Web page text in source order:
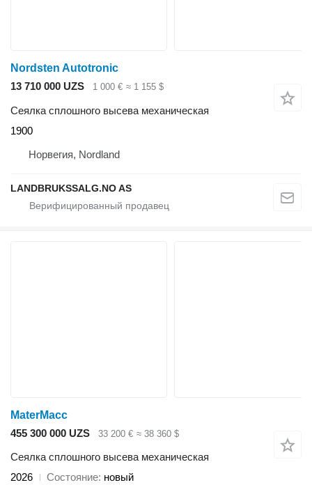
Nordsten Autotronic
13 710 000 UZS
1 000 € ≈ 1 155 $
Сеялка сплошного высева механическая
1900
Норвегия, Nordland
LANDBRUKSSALG.NO AS
MaterMacc
455 300 000 UZS
33 200 € ≈ 38 360 $
Сеялка сплошного высева механическая
2026
Состояние новый